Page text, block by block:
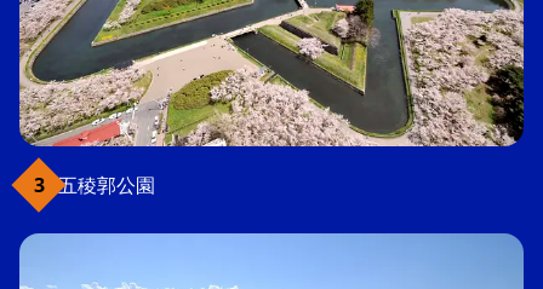
五稜郭公園